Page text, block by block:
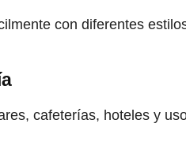
con diferentes
cafeterías, hoteles y